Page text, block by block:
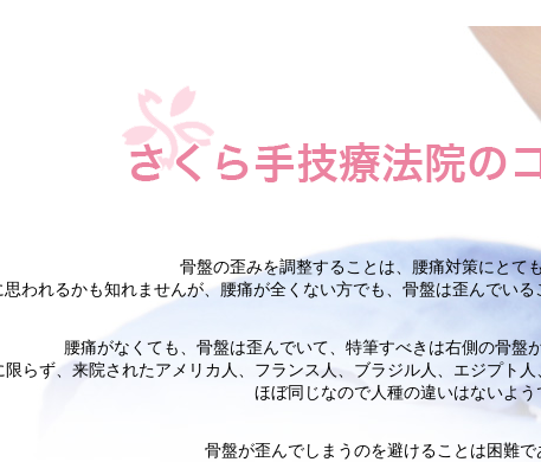
骨盤の歪みを調整することは、腰痛対策にとて
思われるかも知れませんが、腰痛が全くない方でも、骨盤は歪んでい
腰痛がなくても、骨盤は歪んでいて、特筆すべきは右側の骨盤
限らず、来院されたアメリカ人、フランス人、ブラジル人、エジプト
ほぼ同じなので人種の違いはないよう
骨盤が歪んでしまうのを避けることは困難で